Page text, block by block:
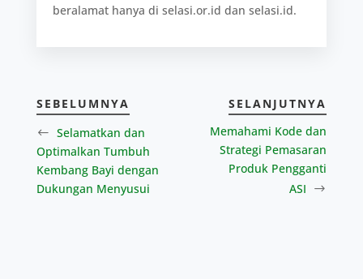
beralamat hanya di selasi.or.id dan selasi.id.
SEBELUMNYA
Selamatkan dan
Optimalkan Tumbuh
Kembang Bayi dengan
Dukungan Menyusui
SELANJUTNYA
Memahami Kode dan
Strategi Pemasaran
Produk Pengganti
ASI